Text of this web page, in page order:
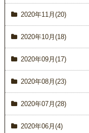
2020年11月(20)
2020年10月(18)
2020年09月(17)
2020年08月(23)
2020年07月(28)
2020年06月(4)